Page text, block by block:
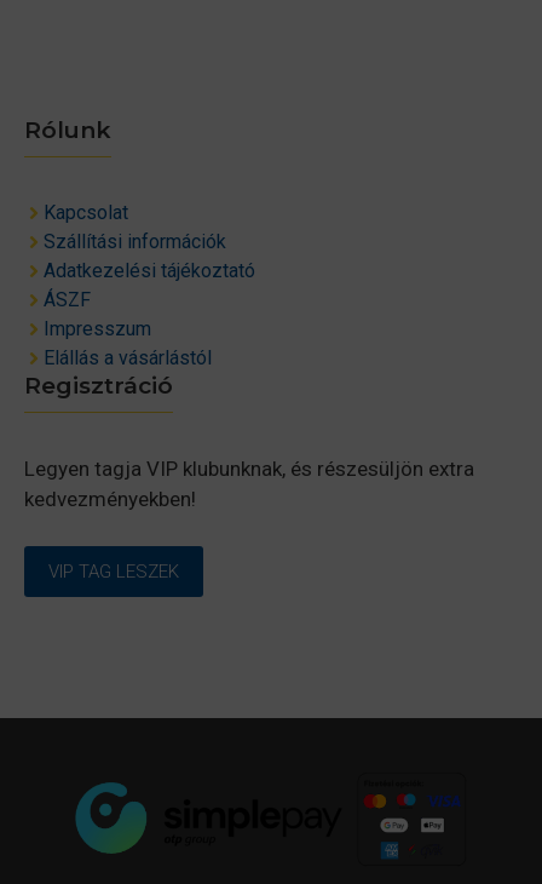
Rólunk
Kapcsolat
Szállítási információk
Adatkezelési tájékoztató
ÁSZF
Impresszum
Elállás a vásárlástól
Regisztráció
Legyen tagja VIP klubunknak, és részesüljön extra
kedvezményekben!
VIP TAG LESZEK